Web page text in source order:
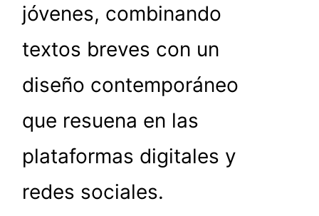
jóvenes, combinando
textos breves con un
diseño contemporáneo
que resuena en las
plataformas digitales y
redes sociales.